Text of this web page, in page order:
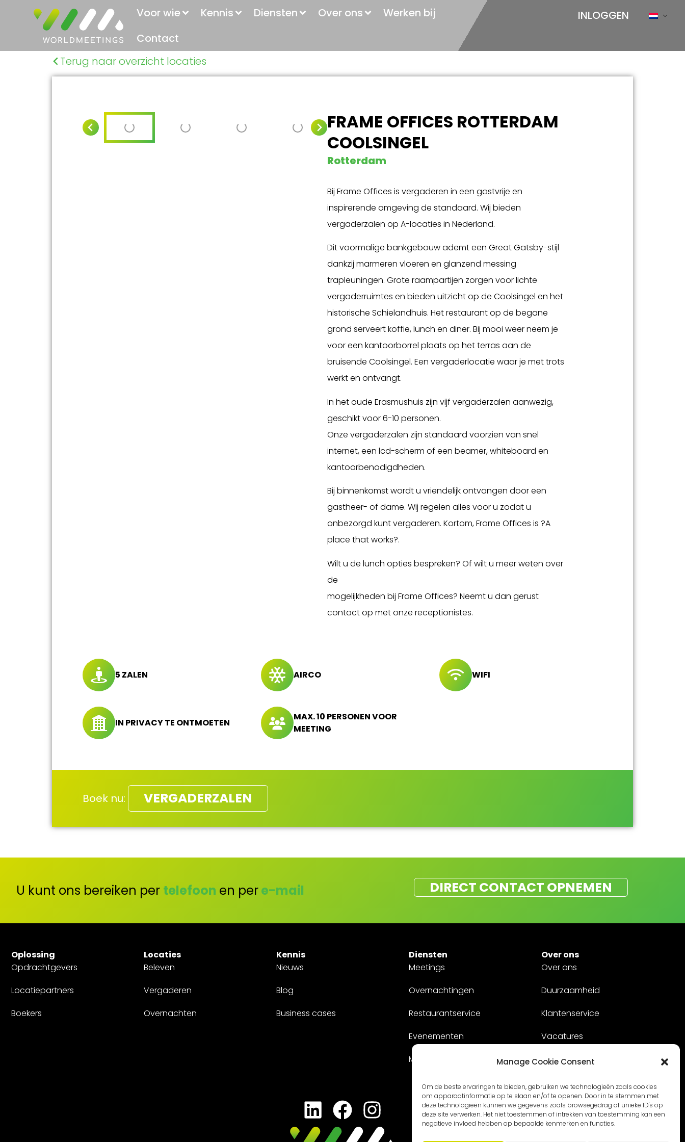
Manage Cookie Consent
Om de beste ervaringen te bieden, gebruiken we technologieën zoals cookies
om apparaatinformatie op te slaan en/of te openen. Door in te stemmen met
deze technologieën kunnen we gegevens zoals browsegedrag of unieke ID's op
deze site verwerken. Het niet toestemmen of intrekken van toestemming kan een
negatieve invloed hebben op bepaalde kenmerken en functies.
INLOGGEN
Voor wie Kennis Diensten Over ons
Werken bij
Contact
Terug naar overzicht locaties
FRAME OFFICES ROTTERDAM
COOLSINGEL
Rotterdam
Bij Frame Offices is vergaderen in een gastvrije en
inspirerende omgeving de standaard. Wij bieden
vergaderzalen op A-locaties in Nederland.
Dit voormalige bankgebouw ademt een Great Gatsby-stijl
dankzij marmeren vloeren en glanzend messing
trapleuningen. Grote raampartijen zorgen voor lichte
vergaderruimtes en bieden uitzicht op de Coolsingel en het
historische Schielandhuis. Het restaurant op de begane
grond serveert koffie, lunch en diner. Bij mooi weer neem je
voor een kantoorborrel plaats op het terras aan de
bruisende Coolsingel. Een vergaderlocatie waar je met trots
werkt en ontvangt.
In het oude Erasmushuis zijn vijf vergaderzalen aanwezig,
geschikt voor 6-10 personen.
Onze vergaderzalen zijn standaard voorzien van snel
internet, een lcd-scherm of een beamer, whiteboard en
kantoorbenodigdheden.
Bij binnenkomst wordt u vriendelijk ontvangen door een
gastheer- of dame. Wij regelen alles voor u zodat u
onbezorgd kunt vergaderen. Kortom, Frame Offices is ?A
place that works?.
Wilt u de lunch opties bespreken? Of wilt u meer weten over
de
mogelijkheden bij Frame Offices? Neemt u dan gerust
contact op met onze receptionistes.
5 ZALEN AIRCO WIFI
IN PRIVACY TE ONTMOETEN
MAX. 10 PERSONEN VOOR
MEETING
Boek nu: VERGADERZALEN
U kunt ons bereiken per telefoon en pere-mail DIRECT CONTACT OPNEMEN
Oplossing
Opdrachtgevers
Locatiepartners
Boekers
Locaties
Beleven
Vergaderen
Overnachten
Kennis
Nieuws
Blog
Business cases
Diensten
Meetings
Overnachtingen
Restaurantservice
Evenementen
Maatwerk
Over ons
Over ons
Duurzaamheid
Klantenservice
Vacatures
Contact